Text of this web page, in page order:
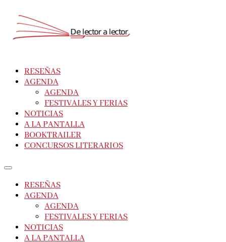
RESEÑAS
AGENDA
AGENDA
FESTIVALES Y FERIAS
NOTICIAS
A LA PANTALLA
BOOKTRAILER
CONCURSOS LITERARIOS
RESEÑAS
AGENDA
AGENDA
FESTIVALES Y FERIAS
NOTICIAS
A LA PANTALLA